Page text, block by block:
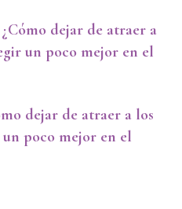
¿Cómo dejar de atraer a
un poco mejor en el
dejar de atraer a los
poco mejor en el